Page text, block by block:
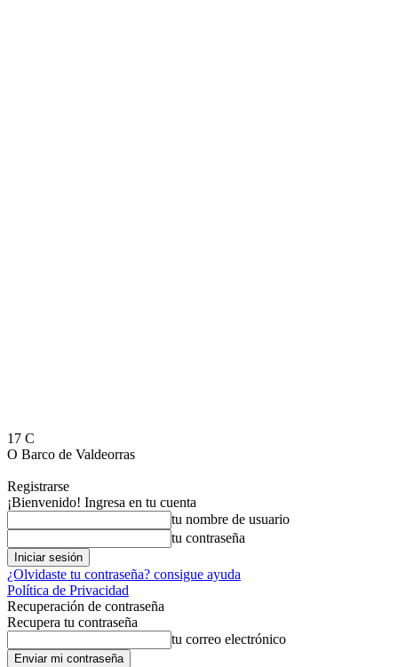
17 C
O Barco de Valdeorras
Registrarse
¡Bienvenido! Ingresa en tu cuenta
tu nombre de usuario
tu contraseña
¿Olvidaste tu contraseña? consigue ayuda
Política de Privacidad
Recuperación de contraseña
Recupera tu contraseña
tu correo electrónico